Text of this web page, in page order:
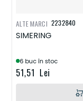
2232840
SIMERING
6 buc în stoc
51,51 Lei
ALTE MARCI